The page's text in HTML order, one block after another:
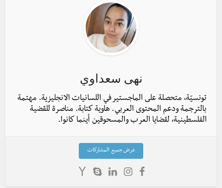
نهى سعداوي
تونسيّة، متحصلة على الماجستير في اللسانيات الانجليزية. مهتمة
بالترجمة ودعم المحتوى العربي. هاوية كتابة. مناصرة للقضية
الفلسطينية، لقضايا العرب والمسحوقين أينما كانوا.
عرض جميع المشاركات